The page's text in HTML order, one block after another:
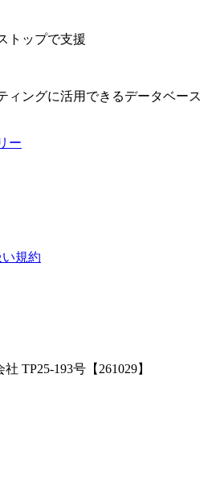
トップで支援
ィングに活用できるデータベース
規約
TP25-193号【261029】